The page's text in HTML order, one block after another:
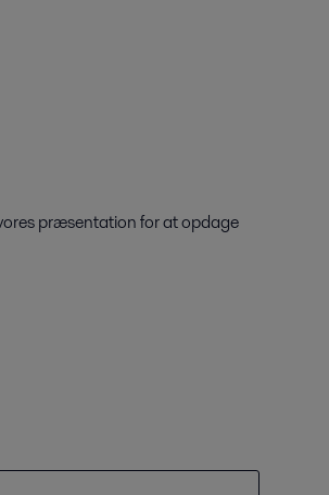
præsentation for at opdage